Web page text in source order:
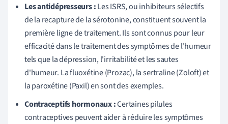
Les antidépresseurs :Les ISRS, ou inhibiteurs sélectifs
de la recapture de la sérotonine, constituent souvent la
première ligne de traitement. Ils sont connus pour leur
efficacité dans le traitement des symptômes de l'humeur
tels que la dépression, l'irritabilité et les sautes
d'humeur. La fluoxétine (Prozac), la sertraline (Zoloft) et
la paroxétine (Paxil) en sont des exemples.
Contraceptifs hormonaux :Certaines pilules
contraceptives peuvent aider à réduire les symptômes